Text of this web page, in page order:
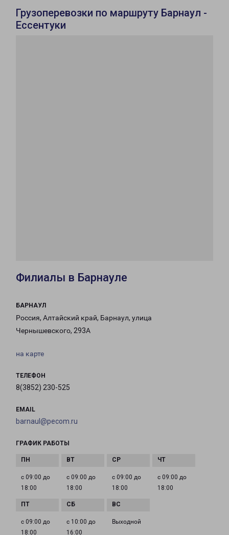
Грузоперевозки по маршруту Барнаул -
Ессентуки
Филиалы в Барнауле
БАРНАУЛ
Россия, Алтайский край, Барнаул, улица
Чернышевского, 293А
на карте
ТЕЛЕФОН
8(3852) 230-525
EMAIL
barnaul@pecom.ru
ГРАФИК РАБОТЫ
с 09:00 до
18:00
с 09:00 до
18:00
с 09:00 до
18:00
с 09:00 до
18:00
с 09:00 до
18:00
с 10:00 до
16:00
Выходной